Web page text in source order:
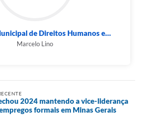
de Direitos Humanos e...
Marcelo Lino
2024 mantendo a vice-liderança
formais em Minas Gerais